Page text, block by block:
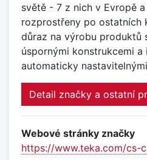
světě - 7 z nich v Evropě
rozprostřeny po ostatních
důraz na výrobu produktů
úspornými konstrukcemi a
automaticky
Detail značky a ostatní
Webové stránky značky
https://www.teka.com/cs-